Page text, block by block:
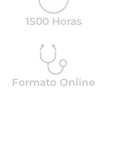
1500 Horas
Formato Online